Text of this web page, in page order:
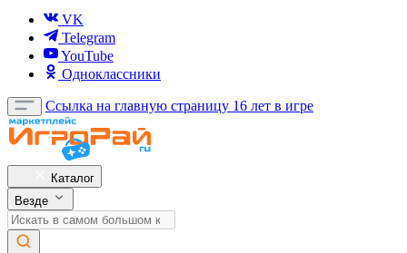
VK
Telegram
YouTube
Одноклассники
Ссылка на главную страницу 16 лет в игре
Каталог
Везде